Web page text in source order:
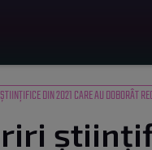
DIN 2021 CARE AU DOBORÂT